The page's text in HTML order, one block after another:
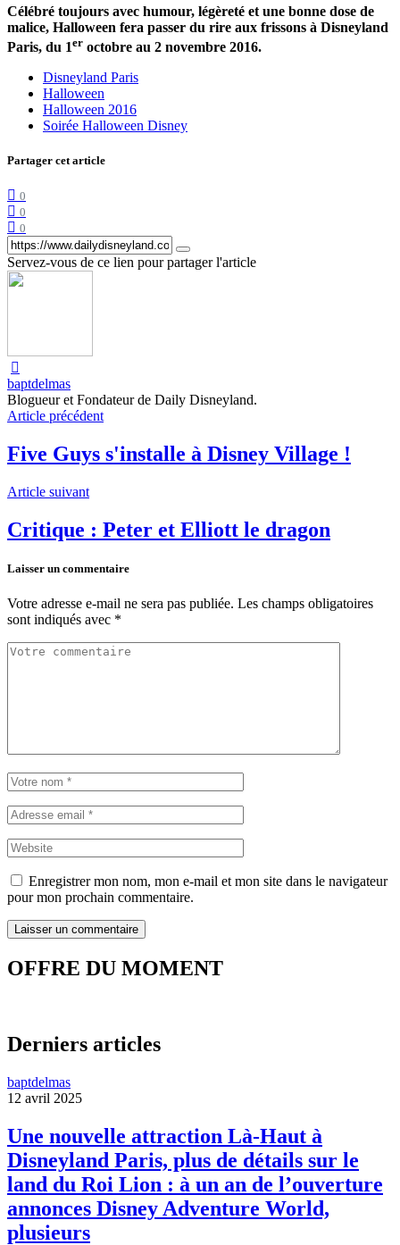
Célébré toujours avec humour, légèreté et une bonne dose de
malice, Halloween fera passer du rire aux frissons à Disneyland
Paris, du 1er octobre au 2 novembre 2016.
Disneyland Paris
Halloween
Halloween 2016
Soirée Halloween Disney
Partager cet article
0
0
0
Servez-vous de ce lien pour partager l'article
baptdelmas
Blogueur et Fondateur de Daily Disneyland.
Article précédent
Five Guys s'installe à Disney Village !
Article suivant
Critique : Peter et Elliott le dragon
Laisser un commentaire
Votre adresse e-mail ne sera pas publiée. Les champs obligatoires
sont indiqués avec *
Enregistrer mon nom, mon e-mail et mon site dans le navigateur
pour mon prochain commentaire.
OFFRE DU MOMENT
Derniers articles
baptdelmas
12 avril 2025
Une nouvelle attraction Là-Haut à
Disneyland Paris, plus de détails sur le
land du Roi Lion : à un an de l’ouverture
annonces Disney Adventure World,
plusieurs